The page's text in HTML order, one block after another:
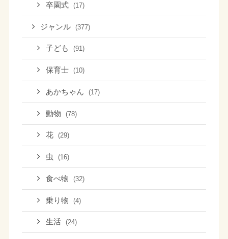
卒園式 (17)
ジャンル (377)
子ども (91)
保育士 (10)
あかちゃん (17)
動物 (78)
花 (29)
虫 (16)
食べ物 (32)
乗り物 (4)
生活 (24)